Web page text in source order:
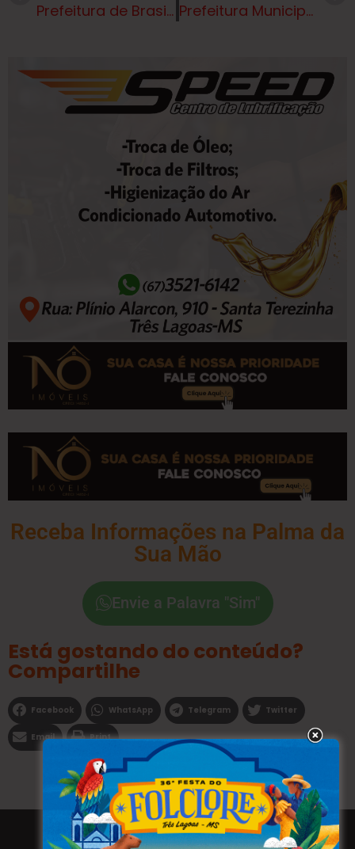
Prefeitura de Brasilândia amplia auxílio nutricional para servidores municipais Prefeitura Municipal de Brasilândia realiza vistoria na ponte sobre o Rio Taquaruçu
Receba Informações na Palma da
Sua Mão
Envie a Palavra "Sim"
Está gostando do conteúdo?
Compartilhe
Facebook WhatsApp Telegram Twitter
Email Print
Todos os direitos reservados a WEBFAVORITA.COM.BR